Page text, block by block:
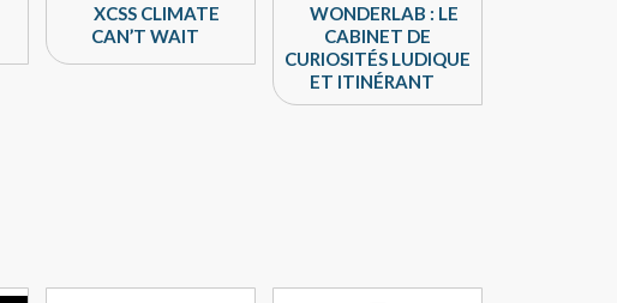
XCSS CLIMATE
CAN’T WAIT
WONDERLAB : LE
CABINET DE
CURIOSITÉS LUDIQUE
ET ITINÉRANT